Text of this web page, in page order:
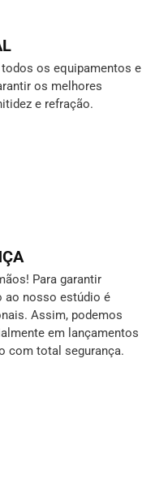
os equipamentos e
os melhores
e refração.
Para garantir
ao nosso estúdio é
Assim, podemos
em lançamentos
com total segurança.